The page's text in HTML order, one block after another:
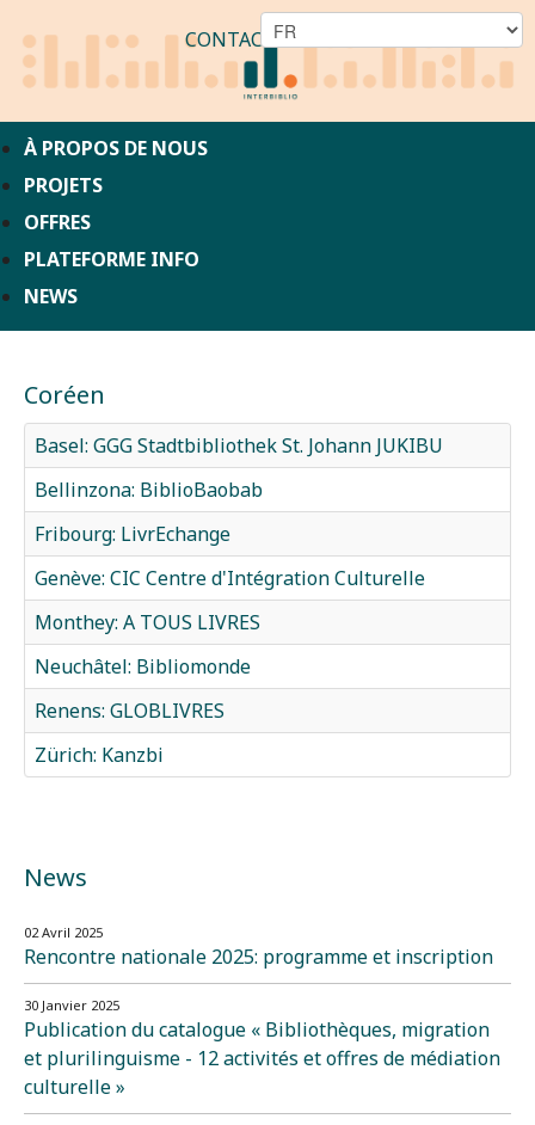
CONTACT
À PROPOS DE NOUS
PROJETS
OFFRES
PLATEFORME INFO
NEWS
Coréen
Basel: GGG Stadtbibliothek St. Johann JUKIBU
Bellinzona: BiblioBaobab
Fribourg: LivrEchange
Genève: CIC Centre d'Intégration Culturelle
Monthey: A TOUS LIVRES
Neuchâtel: Bibliomonde
Renens: GLOBLIVRES
Zürich: Kanzbi
News
02 Avril 2025
Rencontre nationale 2025: programme et inscription
30 Janvier 2025
Publication du catalogue « Bibliothèques, migration
et plurilinguisme - 12 activités et offres de médiation
culturelle »